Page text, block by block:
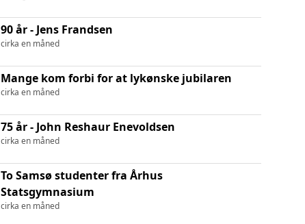
90 år - Jens Frandsen
cirka en måned
Mange kom forbi for at lykønske jubilaren
cirka en måned
75 år - John Reshaur Enevoldsen
cirka en måned
To Samsø studenter fra Århus
Statsgymnasium
cirka en måned